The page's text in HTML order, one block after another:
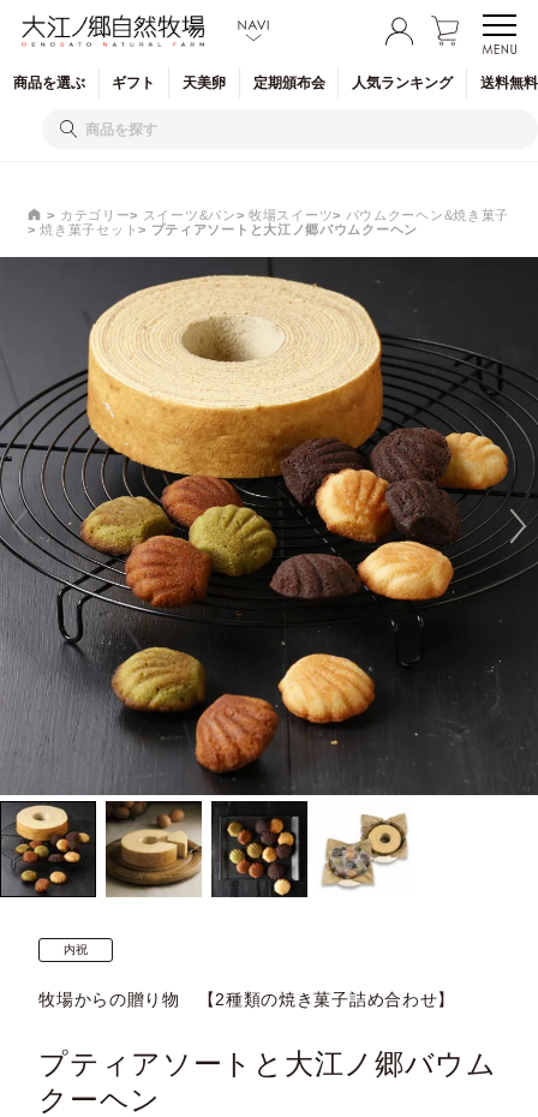
商品を選ぶ ギフト 天美卵 定期頒布会 人気ランキング 送料無
カテゴリー スイーツ&パン 牧場スイーツ
バウムクーヘン&焼き菓子
焼き菓子セット
プティアソートと大江ノ郷バウムクーヘン
内祝
牧場からの贈り物 【2種類の焼き菓子詰め合わせ】
プティアソートと大江ノ郷バウム
クーヘン